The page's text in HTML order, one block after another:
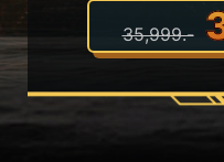
35,999.-